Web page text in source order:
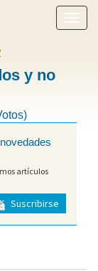
menú
y no
artículos
Suscribirse